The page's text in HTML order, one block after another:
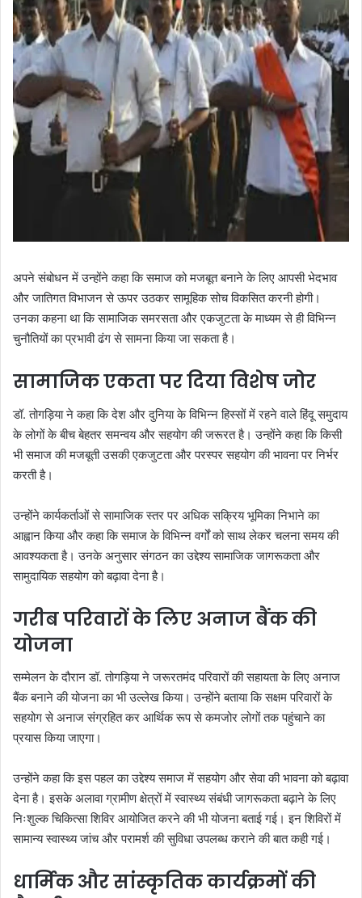
अपने संबोधन में उन्होंने कहा कि समाज को मजबूत बनाने के लिए आपसी भेदभाव
और जातिगत विभाजन से ऊपर उठकर सामूहिक सोच विकसित करनी होगी।
उनका कहना था कि सामाजिक समरसता और एकजुटता के माध्यम से ही विभिन्न
चुनौतियों का प्रभावी ढंग से सामना किया जा सकता है।
सामाजिक एकता पर दिया विशेष जोर
डॉ. तोगड़िया ने कहा कि देश और दुनिया के विभिन्न हिस्सों में रहने वाले हिंदू समुदाय
के लोगों के बीच बेहतर समन्वय और सहयोग की जरूरत है। उन्होंने कहा कि किसी
भी समाज की मजबूती उसकी एकजुटता और परस्पर सहयोग की भावना पर निर्भर
करती है।
उन्होंने कार्यकर्ताओं से सामाजिक स्तर पर अधिक सक्रिय भूमिका निभाने का
आह्वान किया और कहा कि समाज के विभिन्न वर्गों को साथ लेकर चलना समय की
आवश्यकता है। उनके अनुसार संगठन का उद्देश्य सामाजिक जागरूकता और
सामुदायिक सहयोग को बढ़ावा देना है।
गरीब परिवारों के लिए अनाज बैंक की
योजना
सम्मेलन के दौरान डॉ. तोगड़िया ने जरूरतमंद परिवारों की सहायता के लिए अनाज
बैंक बनाने की योजना का भी उल्लेख किया। उन्होंने बताया कि सक्षम परिवारों के
सहयोग से अनाज संग्रहित कर आर्थिक रूप से कमजोर लोगों तक पहुंचाने का
प्रयास किया जाएगा।
उन्होंने कहा कि इस पहल का उद्देश्य समाज में सहयोग और सेवा की भावना को बढ़ावा
देना है। इसके अलावा ग्रामीण क्षेत्रों में स्वास्थ्य संबंधी जागरूकता बढ़ाने के लिए
निःशुल्क चिकित्सा शिविर आयोजित करने की भी योजना बताई गई। इन शिविरों में
सामान्य स्वास्थ्य जांच और परामर्श की सुविधा उपलब्ध कराने की बात कही गई।
धार्मिक और सांस्कृतिक कार्यक्रमों की